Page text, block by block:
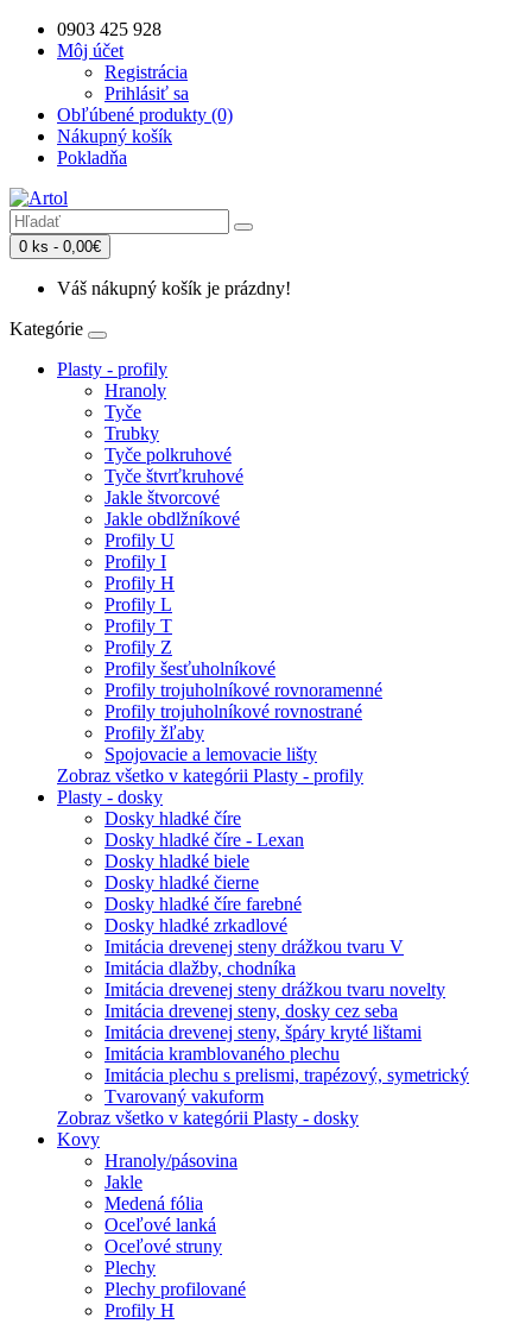
0903 425 928
Môj účet
Registrácia
Prihlásiť sa
Obľúbené produkty (0)
Nákupný košík
Pokladňa
0 ks - 0,00€
Váš nákupný košík je prázdny!
Kategórie
Plasty - profily
Hranoly
Tyče
Trubky
Tyče polkruhové
Tyče štvrťkruhové
Jakle štvorcové
Jakle obdlžníkové
Profily U
Profily I
Profily H
Profily L
Profily T
Profily Z
Profily šesťuholníkové
Profily trojuholníkové rovnoramenné
Profily trojuholníkové rovnostrané
Profily žľaby
Spojovacie a lemovacie lišty
Zobraz všetko v kategórii Plasty - profily
Plasty - dosky
Dosky hladké číre
Dosky hladké číre - Lexan
Dosky hladké biele
Dosky hladké čierne
Dosky hladké číre farebné
Dosky hladké zrkadlové
Imitácia drevenej steny drážkou tvaru V
Imitácia dlažby, chodníka
Imitácia drevenej steny drážkou tvaru novelty
Imitácia drevenej steny, dosky cez seba
Imitácia drevenej steny, špáry kryté lištami
Imitácia kramblovaného plechu
Imitácia plechu s prelismi, trapézový, symetrický
Tvarovaný vakuform
Zobraz všetko v kategórii Plasty - dosky
Kovy
Hranoly/pásovina
Jakle
Medená fólia
Oceľové lanká
Oceľové struny
Plechy
Plechy profilované
Profily H